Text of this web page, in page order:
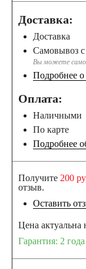
Доставка:
Доставка
Самовывоз
Вы можете
Подробнее о
Оплата:
Наличными
По карте
Подробнее
Получите 200
отзыв.
Оставить
Цена актуальна
Гарантия: 2 года